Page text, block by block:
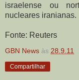
israelense ou
nucleares iranianas.
Fonte: Reuters
GBN News às 28.9.11
Compartilhar